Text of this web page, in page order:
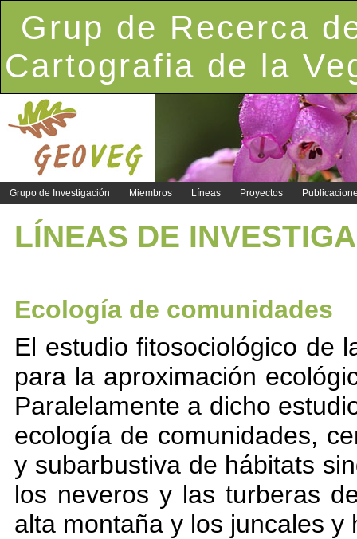
Grup de Recerca
Cartografia de la
Grupo de Investigación Miembros Líneas Proyectos
LÍNEAS DE
Ecología de comunidades
El estudio fitosociológico de
para la aproximación
Paralelamente a dicho
ecología de comunidades,
y subarbustiva de hábitats
los neveros y las turberas
alta montaña y los juncales y